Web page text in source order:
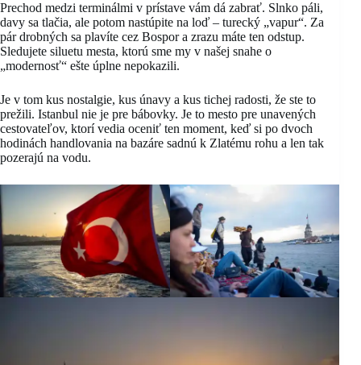
Prechod medzi terminálmi v prístave vám dá zabrať. Slnko páli,
davy sa tlačia, ale potom nastúpite na loď – turecký „vapur“. Za
pár drobných sa plavíte cez Bospor a zrazu máte ten odstup.
Sledujete siluetu mesta, ktorú sme my v našej snahe o
„modernosť“ ešte úplne nepokazili.
Je v tom kus nostalgie, kus únavy a kus tichej radosti, že ste to
prežili. Istanbul nie je pre bábovky. Je to mesto pre unavených
cestovateľov, ktorí vedia oceniť ten moment, keď si po dvoch
hodinách handlovania na bazáre sadnú k Zlatému rohu a len tak
pozerajú na vodu.